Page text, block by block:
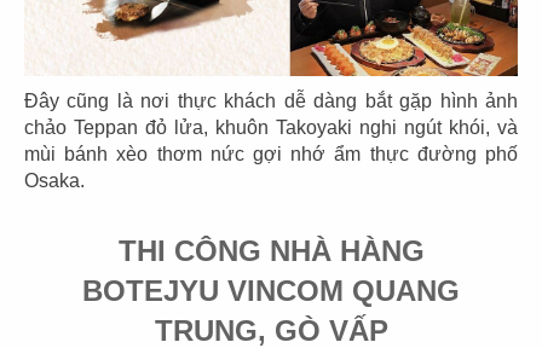
Đây cũng là nơi thực khách dễ dàng bắt gặp hình ảnh
chảo Teppan đỏ lửa, khuôn Takoyaki nghi ngút khói, và
mùi bánh xèo thơm nức gợi nhớ ẩm thực đường phố
Osaka.
THI CÔNG NHÀ HÀNG
BOTEJYU VINCOM QUANG
TRUNG, GÒ VẤP
THIẾT KẾ, THI CÔNG NHÀ HÀNG NHẬT
SAKURA - LONG XUYÊN
Chủ đầu tư: Nhà hàng Sakura Sushi
Diện tích: 180m2
Địa điểm: 52 Hai Bà Trưng, P Mỹ Long, Tp Long
Xuyên